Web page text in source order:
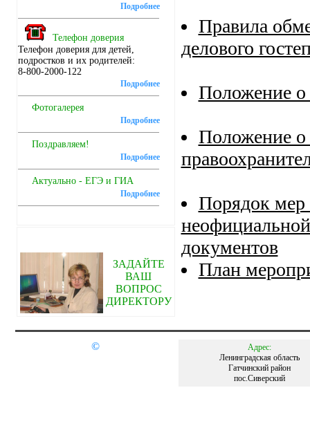
Подробнее
Телефон доверия
Телефон доверия для детей,
подростков и их родителей:
8-800-2000-122
Подробнее
Фотогалерея
Подробнее
Поздравляем!
Подробнее
Актуально - ЕГЭ и ГИА
Подробнее
ЗАДАЙТЕ
ВАШ
ВОПРОС
ДИРЕКТОРУ
Правила
делового
Положение о
Положение о
Порядок мер
документов
План
©
Адрес:
Ленинградская область
Гатчинский район
пос.Сиверский